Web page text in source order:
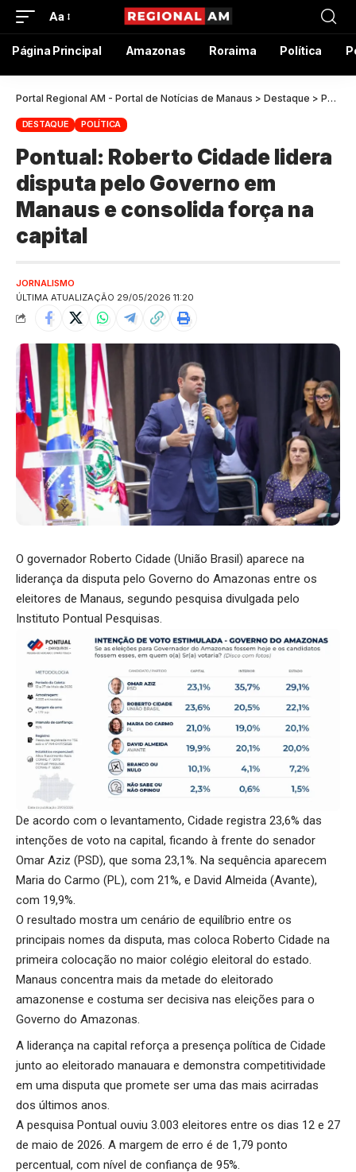
Aa
Página Principal Amazonas Roraima Política
Portal Regional AM - Portal de Notícias de Manaus > Destaque > Pontual: Roberto Cidade lidera disputa pelo Governo em Manaus e consolida força na capital
DESTAQUE POLÍTICA
Pontual: Roberto Cidade lidera
disputa pelo Governo em
Manaus e consolida força na
capital
ÚLTIMA ATUALIZAÇÃO 29/05/2026 11:20
JORNALISMO
O governador Roberto Cidade (União Brasil) aparece na
liderança da disputa pelo Governo do Amazonas entre os
eleitores de Manaus, segundo pesquisa divulgada pelo
Instituto Pontual Pesquisas.
De acordo com o levantamento, Cidade registra 23,6% das
intenções de voto na capital, ficando à frente do senador
Omar Aziz (PSD), que soma 23,1%. Na sequência aparecem
Maria do Carmo (PL), com 21%, e David Almeida (Avante),
com 19,9%.
O resultado mostra um cenário de equilíbrio entre os
principais nomes da disputa, mas coloca Roberto Cidade na
primeira colocação no maior colégio eleitoral do estado.
Manaus concentra mais da metade do eleitorado
amazonense e costuma ser decisiva nas eleições para o
Governo do Amazonas.
A liderança na capital reforça a presença política de Cidade
junto ao eleitorado manauara e demonstra competitividade
em uma disputa que promete ser uma das mais acirradas
dos últimos anos.
A pesquisa Pontual ouviu 3.003 eleitores entre os dias 12 e 27
de maio de 2026. A margem de erro é de 1,79 ponto
percentual, com nível de confiança de 95%.